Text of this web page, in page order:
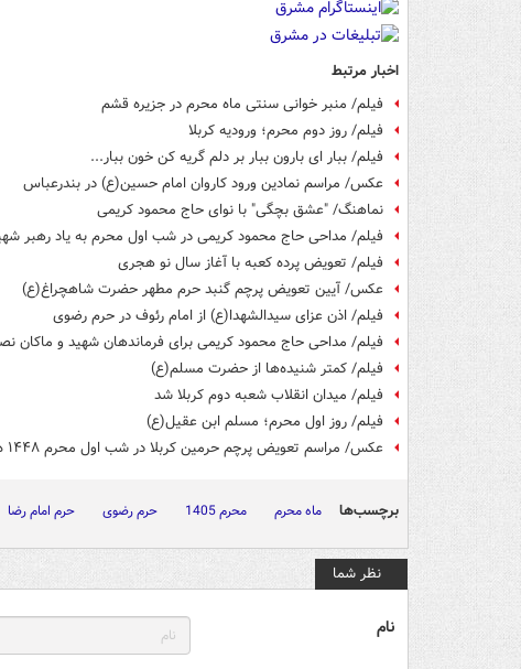
اخبار مرتبط
فیلم/ منبر خوانی سنتی ماه محرم در جزیره قشم
فیلم/ روز دوم محرم؛ ورودیه کربلا
فیلم/ ببار ای بارون ببار بر دلم گریه کن خون ببار...
عکس/ مراسم نمادین ورود کاروان امام حسین(ع) در بندرعباس
نماهنگ/ "عشق بچگی" با نوای حاج محمود کریمی
فیلم/ مداحی حاج محمود کریمی در شب اول محرم به یاد رهبر
فیلم/ تعویض پرده کعبه با آغاز سال نو هجری
عکس/ آیین تعویض پرچم گنبد حرم مطهر حضرت شاهچراغ(ع)
فیلم/ اذن عزای سیدالشهدا(ع) از امام رئوف در حرم رضوی
فیلم/ مداحی حاج محمود کریمی برای فرماندهان شهید و ماکان
فیلم/ کمتر شنیده‌ها از حضرت مسلم(ع)
فیلم/ میدان انقلاب شعبه دوم کربلا شد
فیلم/ روز اول محرم؛ مسلم ابن عقیل(ع)
عکس/ مراسم تعویض پرچم حرمین کربلا در شب اول محرم ۱۴۴۸ ه.ق
برچسب‌ها ماه محرم محرم 1405 حرم رضوی حرم امام رضا
نظر شما
نام